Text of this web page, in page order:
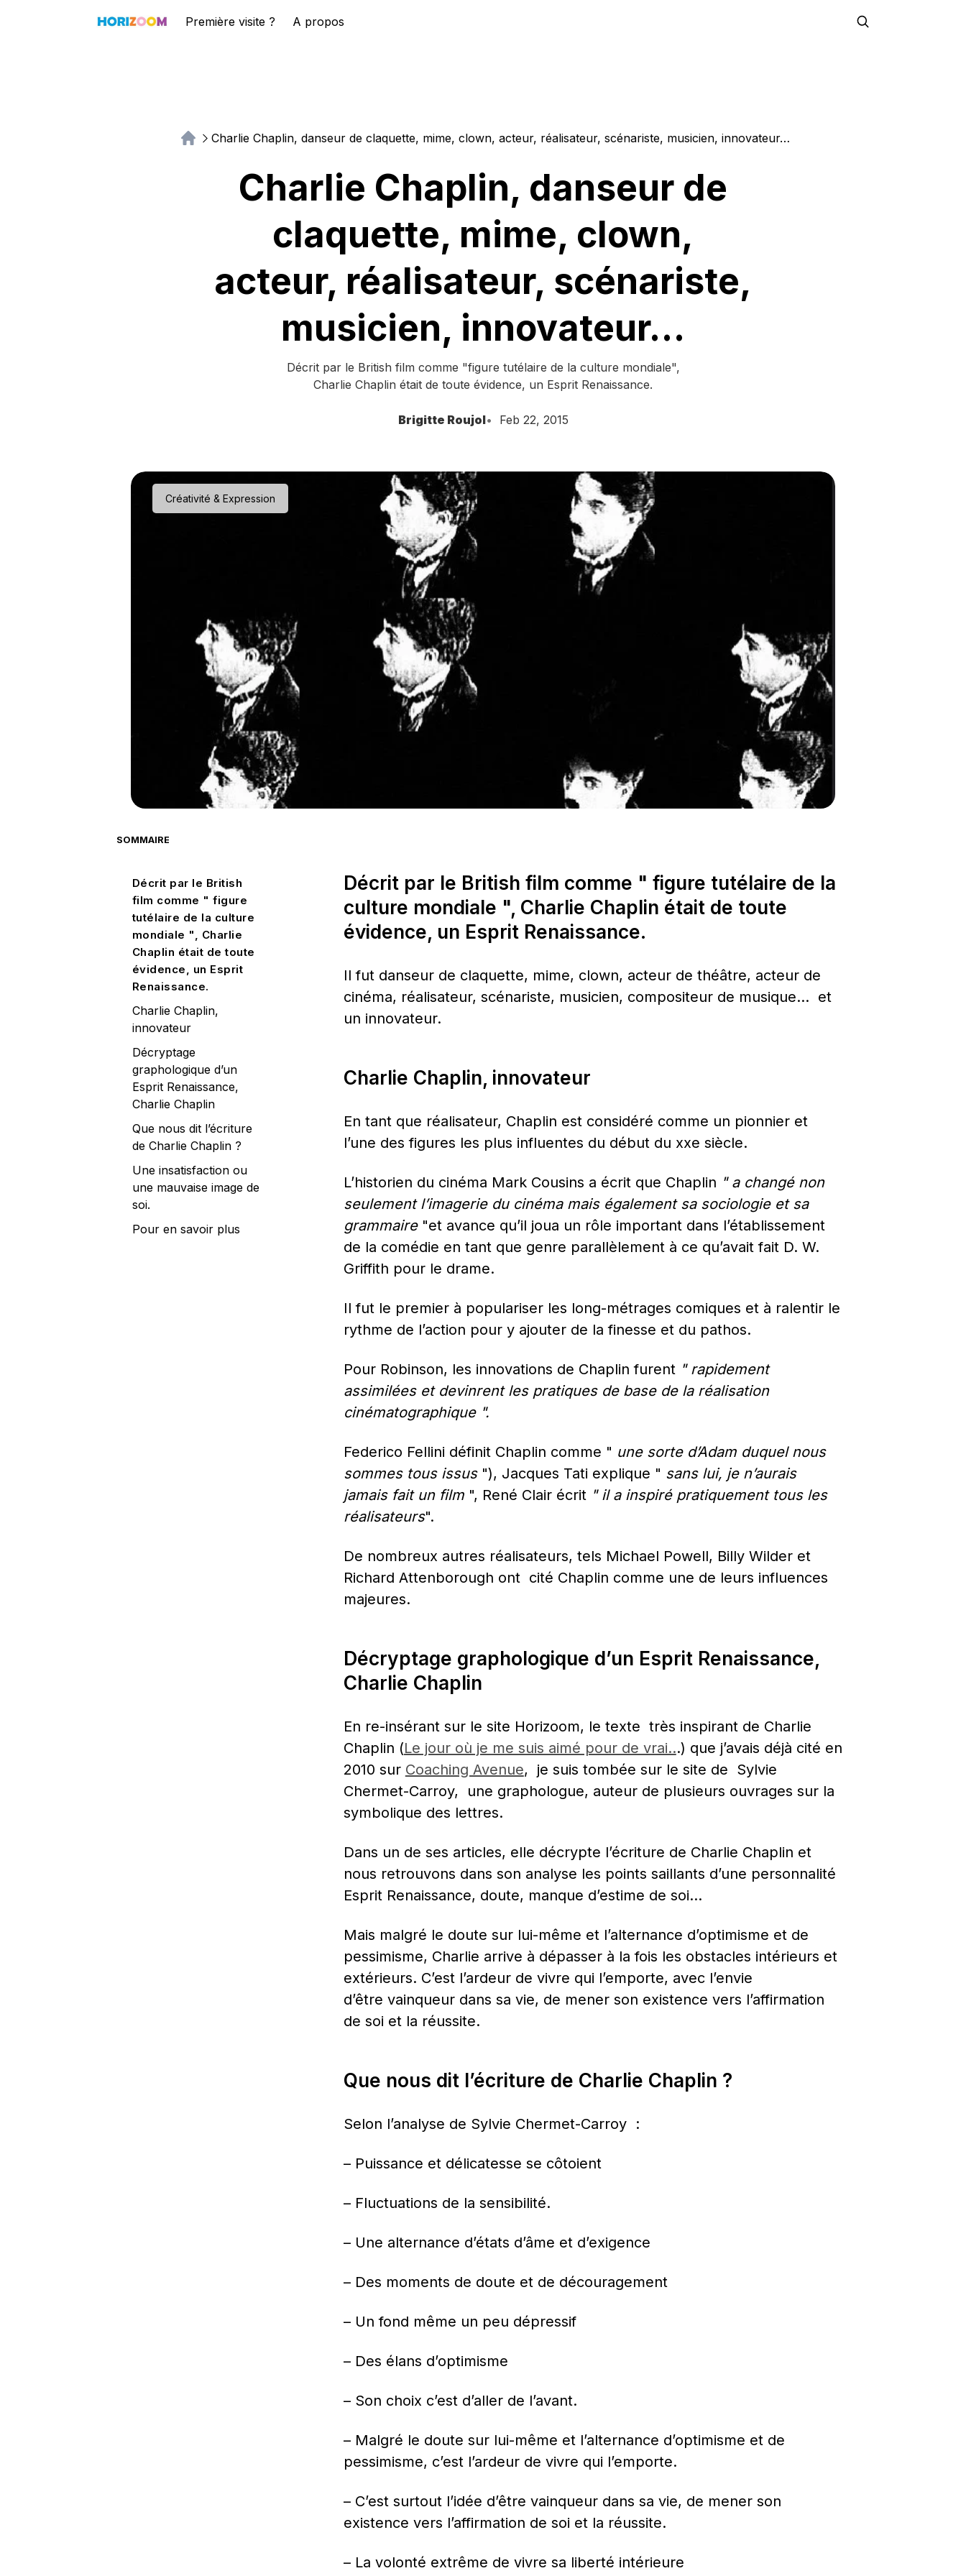
Première visite ? A propos
Charlie Chaplin, danseur de claquette, mime, clown, acteur, réalisateur, scénariste, musicien, innovateur…
Charlie Chaplin, danseur de
claquette, mime, clown,
acteur, réalisateur, scénariste,
musicien, innovateur…
Décrit par le British film comme "figure tutélaire de la culture mondiale",
Charlie Chaplin était de toute évidence, un Esprit Renaissance.
Brigitte Roujol Feb 22, 2015
Créativité & Expression
SOMMAIRE
Décrit par le British
film comme " figure
tutélaire de la culture
mondiale ", Charlie
Chaplin était de toute
évidence, un Esprit
Renaissance.
Charlie Chaplin,
innovateur
Décryptage
graphologique d’un
Esprit Renaissance,
Charlie Chaplin
Que nous dit l’écriture
de Charlie Chaplin ?
Une insatisfaction ou
une mauvaise image de
soi.
Pour en savoir plus
Décrit par le British film comme " figure tutélaire de la
culture mondiale ", Charlie Chaplin était de toute
évidence, un Esprit Renaissance.
Il fut danseur de claquette, mime, clown, acteur de théâtre, acteur de
cinéma, réalisateur, scénariste, musicien, compositeur de musique…  et
un innovateur.
Charlie Chaplin, innovateur
En tant que réalisateur, Chaplin est considéré comme un pionnier et
l’une des figures les plus influentes du début du xxe siècle.
L’historien du cinéma Mark Cousins a écrit que Chaplin " a changé non
seulement l’imagerie du cinéma mais également sa sociologie et sa
grammaire "et avance qu’il joua un rôle important dans l’établissement
de la comédie en tant que genre parallèlement à ce qu’avait fait D. W.
Griffith pour le drame.
Il fut le premier à populariser les long-métrages comiques et à ralentir le
rythme de l’action pour y ajouter de la finesse et du pathos.
Pour Robinson, les innovations de Chaplin furent " rapidement
assimilées et devinrent les pratiques de base de la réalisation
cinématographique ".
Federico Fellini définit Chaplin comme " une sorte d’Adam duquel nous
sommes tous issus "), Jacques Tati explique " sans lui, je n’aurais
jamais fait un film ", René Clair écrit " il a inspiré pratiquement tous les
réalisateurs".
De nombreux autres réalisateurs, tels Michael Powell, Billy Wilder et
Richard Attenborough ont  cité Chaplin comme une de leurs influences
majeures.
Décryptage graphologique d’un Esprit Renaissance,
Charlie Chaplin
En re-insérant sur le site Horizoom, le texte  très inspirant de Charlie
Chaplin (Le jour où je me suis aimé pour de vrai...) que j’avais déjà cité en
2010 sur Coaching Avenue,  je suis tombée sur le site de  Sylvie
Chermet-Carroy,  une graphologue, auteur de plusieurs ouvrages sur la
symbolique des lettres.
Dans un de ses articles, elle décrypte l’écriture de Charlie Chaplin et
nous retrouvons dans son analyse les points saillants d’une personnalité
Esprit Renaissance, doute, manque d’estime de soi…
Mais malgré le doute sur lui-même et l’alternance d’optimisme et de
pessimisme, Charlie arrive à dépasser à la fois les obstacles intérieurs et
extérieurs. C’est l’ardeur de vivre qui l’emporte, avec l’envie
d’être vainqueur dans sa vie, de mener son existence vers l’affirmation
de soi et la réussite.
Que nous dit l’écriture de Charlie Chaplin ?
Selon l’analyse de Sylvie Chermet-Carroy  :
– Puissance et délicatesse se côtoient
– Fluctuations de la sensibilité.
– Une alternance d’états d’âme et d’exigence
– Des moments de doute et de découragement
– Un fond même un peu dépressif
– Des élans d’optimisme
– Son choix c’est d’aller de l’avant.
– Malgré le doute sur lui-même et l’alternance d’optimisme et de
pessimisme, c’est l’ardeur de vivre qui l’emporte.
– C’est surtout l’idée d’être vainqueur dans sa vie, de mener son
existence vers l’affirmation de soi et la réussite.
– La volonté extrême de vivre sa liberté intérieure